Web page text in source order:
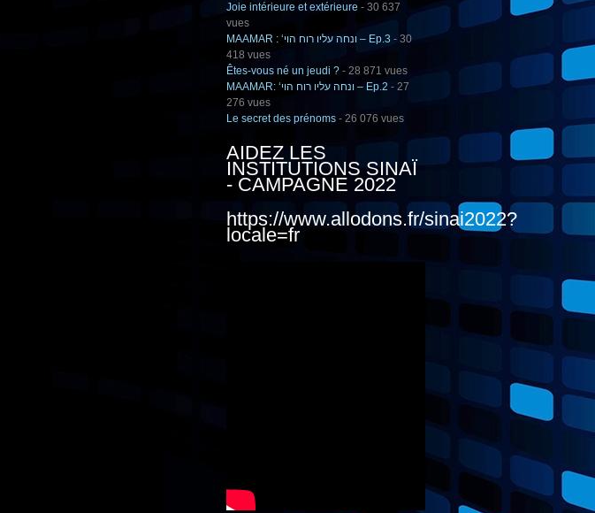
Joie intérieure et extérieure - 30 637
vues
MAAMAR : ‘ונחה עליו רוח הוי – Ep.3 - 30
418 vues
Êtes-vous né un jeudi ? - 28 871 vues
MAAMAR: ‘ונחה עליו רוח הוי – Ep.2 - 27
276 vues
Le secret des prénoms - 26 076 vues
AIDEZ LES
INSTITUTIONS SINAÏ
- CAMPAGNE 2022
https://www.allodons.fr/sinai2022?
locale=fr